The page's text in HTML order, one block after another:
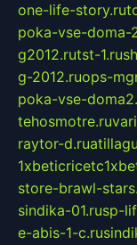
one-life-story.ru
poka-vse-doma-
g2012.rutst-1.ru
g-2012.ruops-
poka-vse-
tehosmotre.ru
raytor-d.ru
store-brawl-
sindika-01.rusp-
e-abis-1-c.ru